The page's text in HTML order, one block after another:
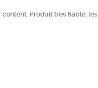
content. Produit très fiable,